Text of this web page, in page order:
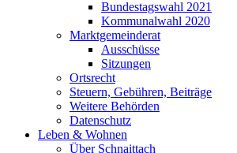
Bundestagswahl 2021
Kommunalwahl 2020
Marktgemeinderat
Ausschüsse
Sitzungen
Ortsrecht
Steuern, Gebühren, Beiträge
Weitere Behörden
Datenschutz
Leben & Wohnen
Über Schnaittach